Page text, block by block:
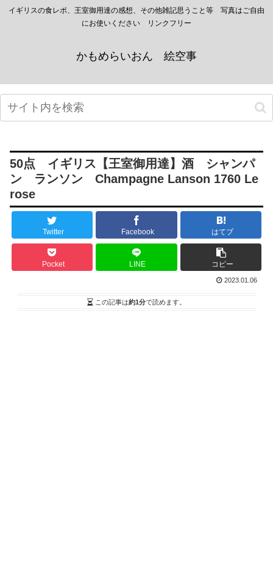
イギリスの食レポ、王室御用達の感想、その他雑記思うこと等 写真はご自由
にお使いください リンクフリー
かもめらいおん 絵空事
50点 イギリス【王室御用達】酒 シャンパ
ン ランソン Champagne Lanson 1760 Le
rose
Twitter Facebook はてブ
Pocket LINE コピー
2023.01.06
この記事は約1分で読めます。